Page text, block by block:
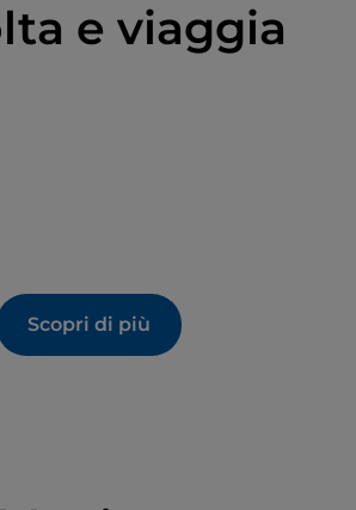
e viaggia
Scopri di più